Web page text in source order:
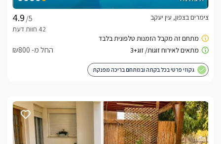
/5
צימרים בצפון, עין יעקב
החל מ- ₪800
גקוזי פרטי בכל בקתה ובמתחם בריכה מפנקת